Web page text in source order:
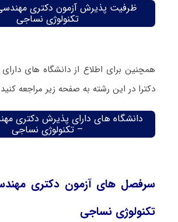
ظرفیت پذیرش آزمون دکتری
تکنولوژی نساجی
همچنین برای اطلاع از دانشگاه های
دکترا در این رشته به صفحه زیر مراجعه
دانشگاه های دارای پذیرش دکتری
– تکنولوژی نساجی
سرفصل های آزمون دکتری
تکنولوژی نساجی